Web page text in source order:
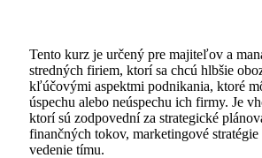
Tento kurz je určený pre majiteľov a
stredných firiem, ktorí sa chcú hlbšie
kľúčovými aspektmi podnikania, ktoré
úspechu alebo neúspechu ich firmy. Je
ktorí sú zodpovední za strategické
finančných tokov, marketingové stratégie
vedenie tímu.